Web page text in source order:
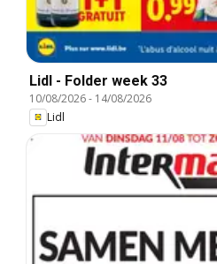
Lidl - Folder week 33
10/08/2026- 14/08/2026
Lidl